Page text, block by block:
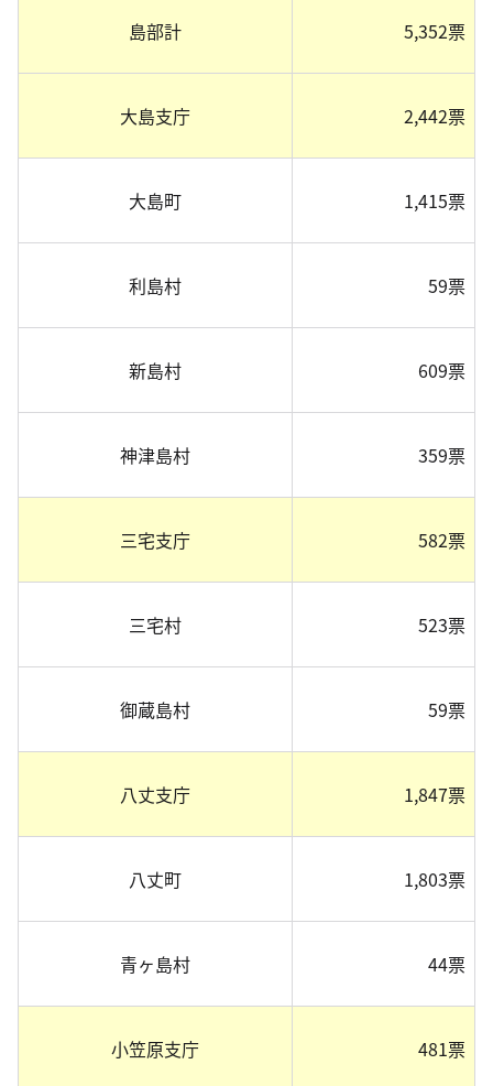
島部計 5,352票
大島支庁 2,442票
大島町 1,415票
利島村 59票
新島村 609票
神津島村 359票
三宅支庁 582票
三宅村 523票
御蔵島村 59票
八丈支庁 1,847票
八丈町 1,803票
青ヶ島村 44票
小笠原支庁 481票